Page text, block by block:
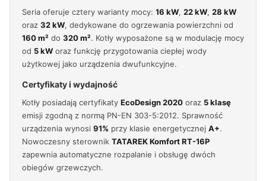
Seria oferuje cztery warianty mocy: 16 kW, 22 kW, 28 kW
oraz 32 kW, dedykowane do ogrzewania powierzchni od
160 m² do 320 m². Kotły wyposażone są w modulację mocy
od 5 kW oraz funkcję przygotowania ciepłej wody
użytkowej jako urządzenia dwufunkcyjne.
Certyfikaty i wydajność
Kotły posiadają certyfikaty EcoDesign 2020 oraz 5 klasę
emisji zgodną z normą PN-EN 303-5:2012. Sprawność
urządzenia wynosi 91% przy klasie energetycznej A+.
Nowoczesny sterownik TATAREK Komfort RT-16P
zapewnia automatyczne rozpalanie i obsługę dwóch
obiegów grzewczych.